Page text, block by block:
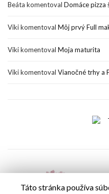
Beáta komentoval Domáce pizza
Vikikomentoval Môj prvý Full
Vikikomentoval Moja maturita
Vikikomentoval Vianočné trhy a
Táto stránka používa